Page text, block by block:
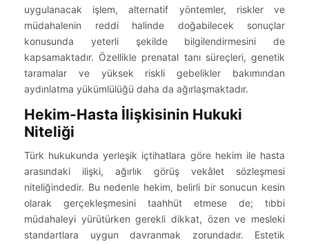
uygulanacak işlem, alternatif yöntemler, riskler ve
müdahalenin reddi halinde doğabilecek sonuçlar
konusunda yeterli şekilde bilgilendirmesini de
kapsamaktadır. Özellikle prenatal tanı süreçleri, genetik
taramalar ve yüksek riskli gebelikler bakımından
aydınlatma yükümlülüğü daha da ağırlaşmaktadır.
Hekim-Hasta İlişkisinin Hukuki
Niteliği
Türk hukukunda yerleşik içtihatlara göre hekim ile hasta
arasındaki ilişki, ağırlık görüş vekâlet sözleşmesi
niteliğindedir. Bu nedenle hekim, belirli bir sonucun kesin
olarak gerçekleşmesini taahhüt etmese de; tıbbi
müdahaleyi yürütürken gerekli dikkat, özen ve mesleki
standartlara uygun davranmak zorundadır. Estetik